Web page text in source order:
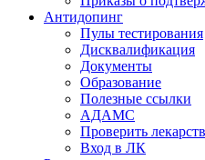
Антидопинг
Пулы тестирования
Дисквалификация
Документы
Образование
Полезные ссылки
АДАМС
Проверить
Вход в ЛК